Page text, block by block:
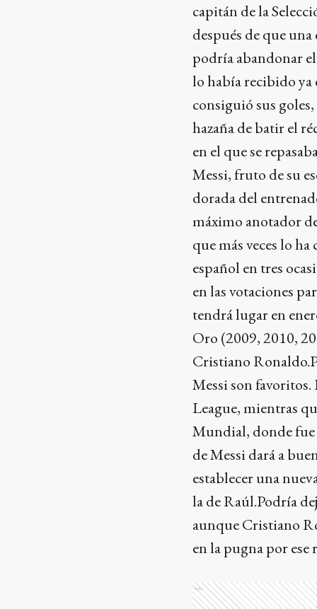
capitán de la
después de que
podría abandonar
lo había recibido ya
consiguió sus
hazaña de batir el
en el que se
Messi, fruto de su
dorada del
máximo anotador
que más veces lo
español en tres
en las votaciones
tendrá lugar en
Oro (2009, 2010,
Cristiano
Messi son
League, mientras
Mundial, donde fue
de Messi dará a
establecer una
la de Raúl.Podría
aunque Cristiano
en la pugna por ese
Ads